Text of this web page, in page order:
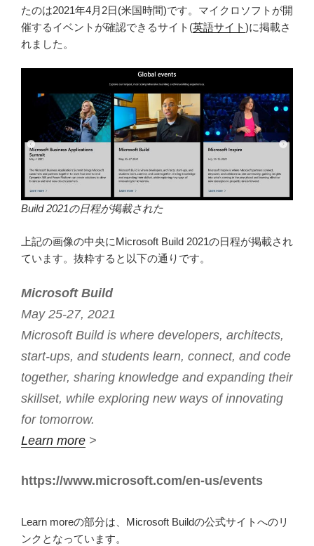
たのは2021年4月2日(米国時間)です。マイクロソフトが開
催するイベントが確認できるサイト(英語サイト)に掲載さ
れました。
Build 2021の日程が掲載された
上記の画像の中央にMicrosoft Build 2021の日程が掲載され
ています。抜粋すると以下の通りです。
Microsoft Build
May 25-27, 2021
Microsoft Build is where developers, architects,
start-ups, and students learn, connect, and code
together, sharing knowledge and expanding their
skillset, while exploring new ways of innovating
for tomorrow.
Learn more >
https://www.microsoft.com/en-us/events
Learn moreの部分は、Microsoft Buildの公式サイトへのリ
ンクとなっています。